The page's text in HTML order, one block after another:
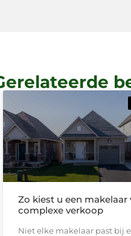
Zo kiest u een makelaar
complexe verkoop
Niet elke makelaar past bij